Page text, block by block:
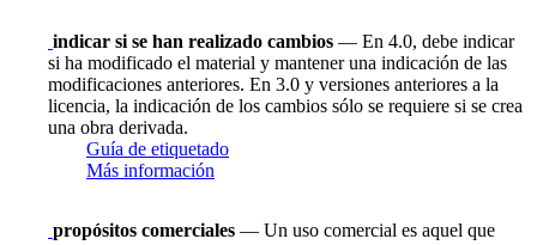
indicar si se han realizado cambios — En 4.0, debe indicar
si ha modificado el material y mantener una indicación de las
modificaciones anteriores. En 3.0 y versiones anteriores a la
licencia, la indicación de los cambios sólo se requiere si se crea
una obra derivada.
Guía de etiquetado
Más información
propósitos comerciales — Un uso comercial es aquel que